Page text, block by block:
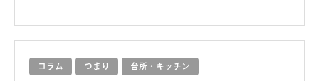
コラム つまり 台所・キッチン